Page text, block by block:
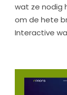
wat ze nodig
om de hete
Interactive